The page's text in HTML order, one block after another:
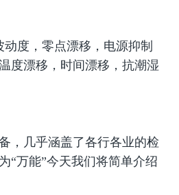
度，零点漂移，电源抑制
度漂移，时间漂移，抗潮湿
几乎涵盖了各行各业的检
“万能”今天我们将简单介绍